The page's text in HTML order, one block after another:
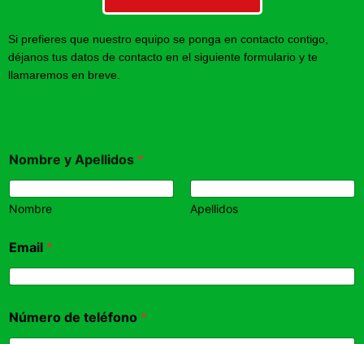
Si prefieres que nuestro equipo se ponga en contacto contigo,
déjanos tus datos de contacto en el siguiente formulario y te
llamaremos en breve.
Nombre y Apellidos *
Nombre Apellidos
Email *
Número de teléfono *